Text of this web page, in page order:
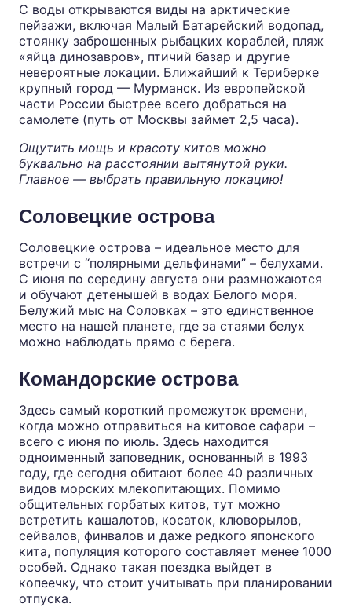
С воды открываются виды на арктические
пейзажи, включая Малый Батарейский водопад,
стоянку заброшенных рыбацких кораблей, пляж
«яйца динозавров», птичий базар и другие
невероятные локации. Ближайший к Териберке
крупный город — Мурманск. Из европейской
части России быстрее всего добраться на
самолете (путь от Москвы займет 2,5 часа).
Ощутить мощь и красоту китов можно
буквально на расстоянии вытянутой руки.
Главное — выбрать правильную локацию!
Соловецкие острова
Соловецкие острова – идеальное место для
встречи с “полярными дельфинами” – белухами.
С июня по середину августа они размножаются
и обучают детенышей в водах Белого моря.
Белужий мыс на Соловках – это единственное
место на нашей планете, где за стаями белух
можно наблюдать прямо с берега.
Командорские острова
Здесь самый короткий промежуток времени,
когда можно отправиться на китовое сафари –
всего с июня по июль. Здесь находится
одноименный заповедник, основанный в 1993
году, где сегодня обитают более 40 различных
видов морских млекопитающих. Помимо
общительных горбатых китов, тут можно
встретить кашалотов, косаток, клюворылов,
сейвалов, финвалов и даже редкого японского
кита, популяция которого составляет менее 1000
особей. Однако такая поездка выйдет в
копеечку, что стоит учитывать при планировании
отпуска.